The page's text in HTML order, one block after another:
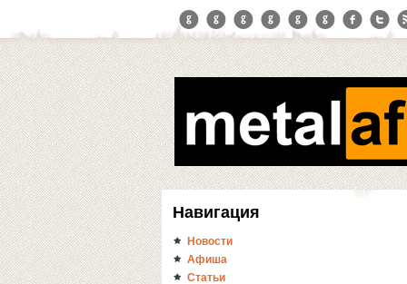
Навигация
Новости
Афиша
Статьи